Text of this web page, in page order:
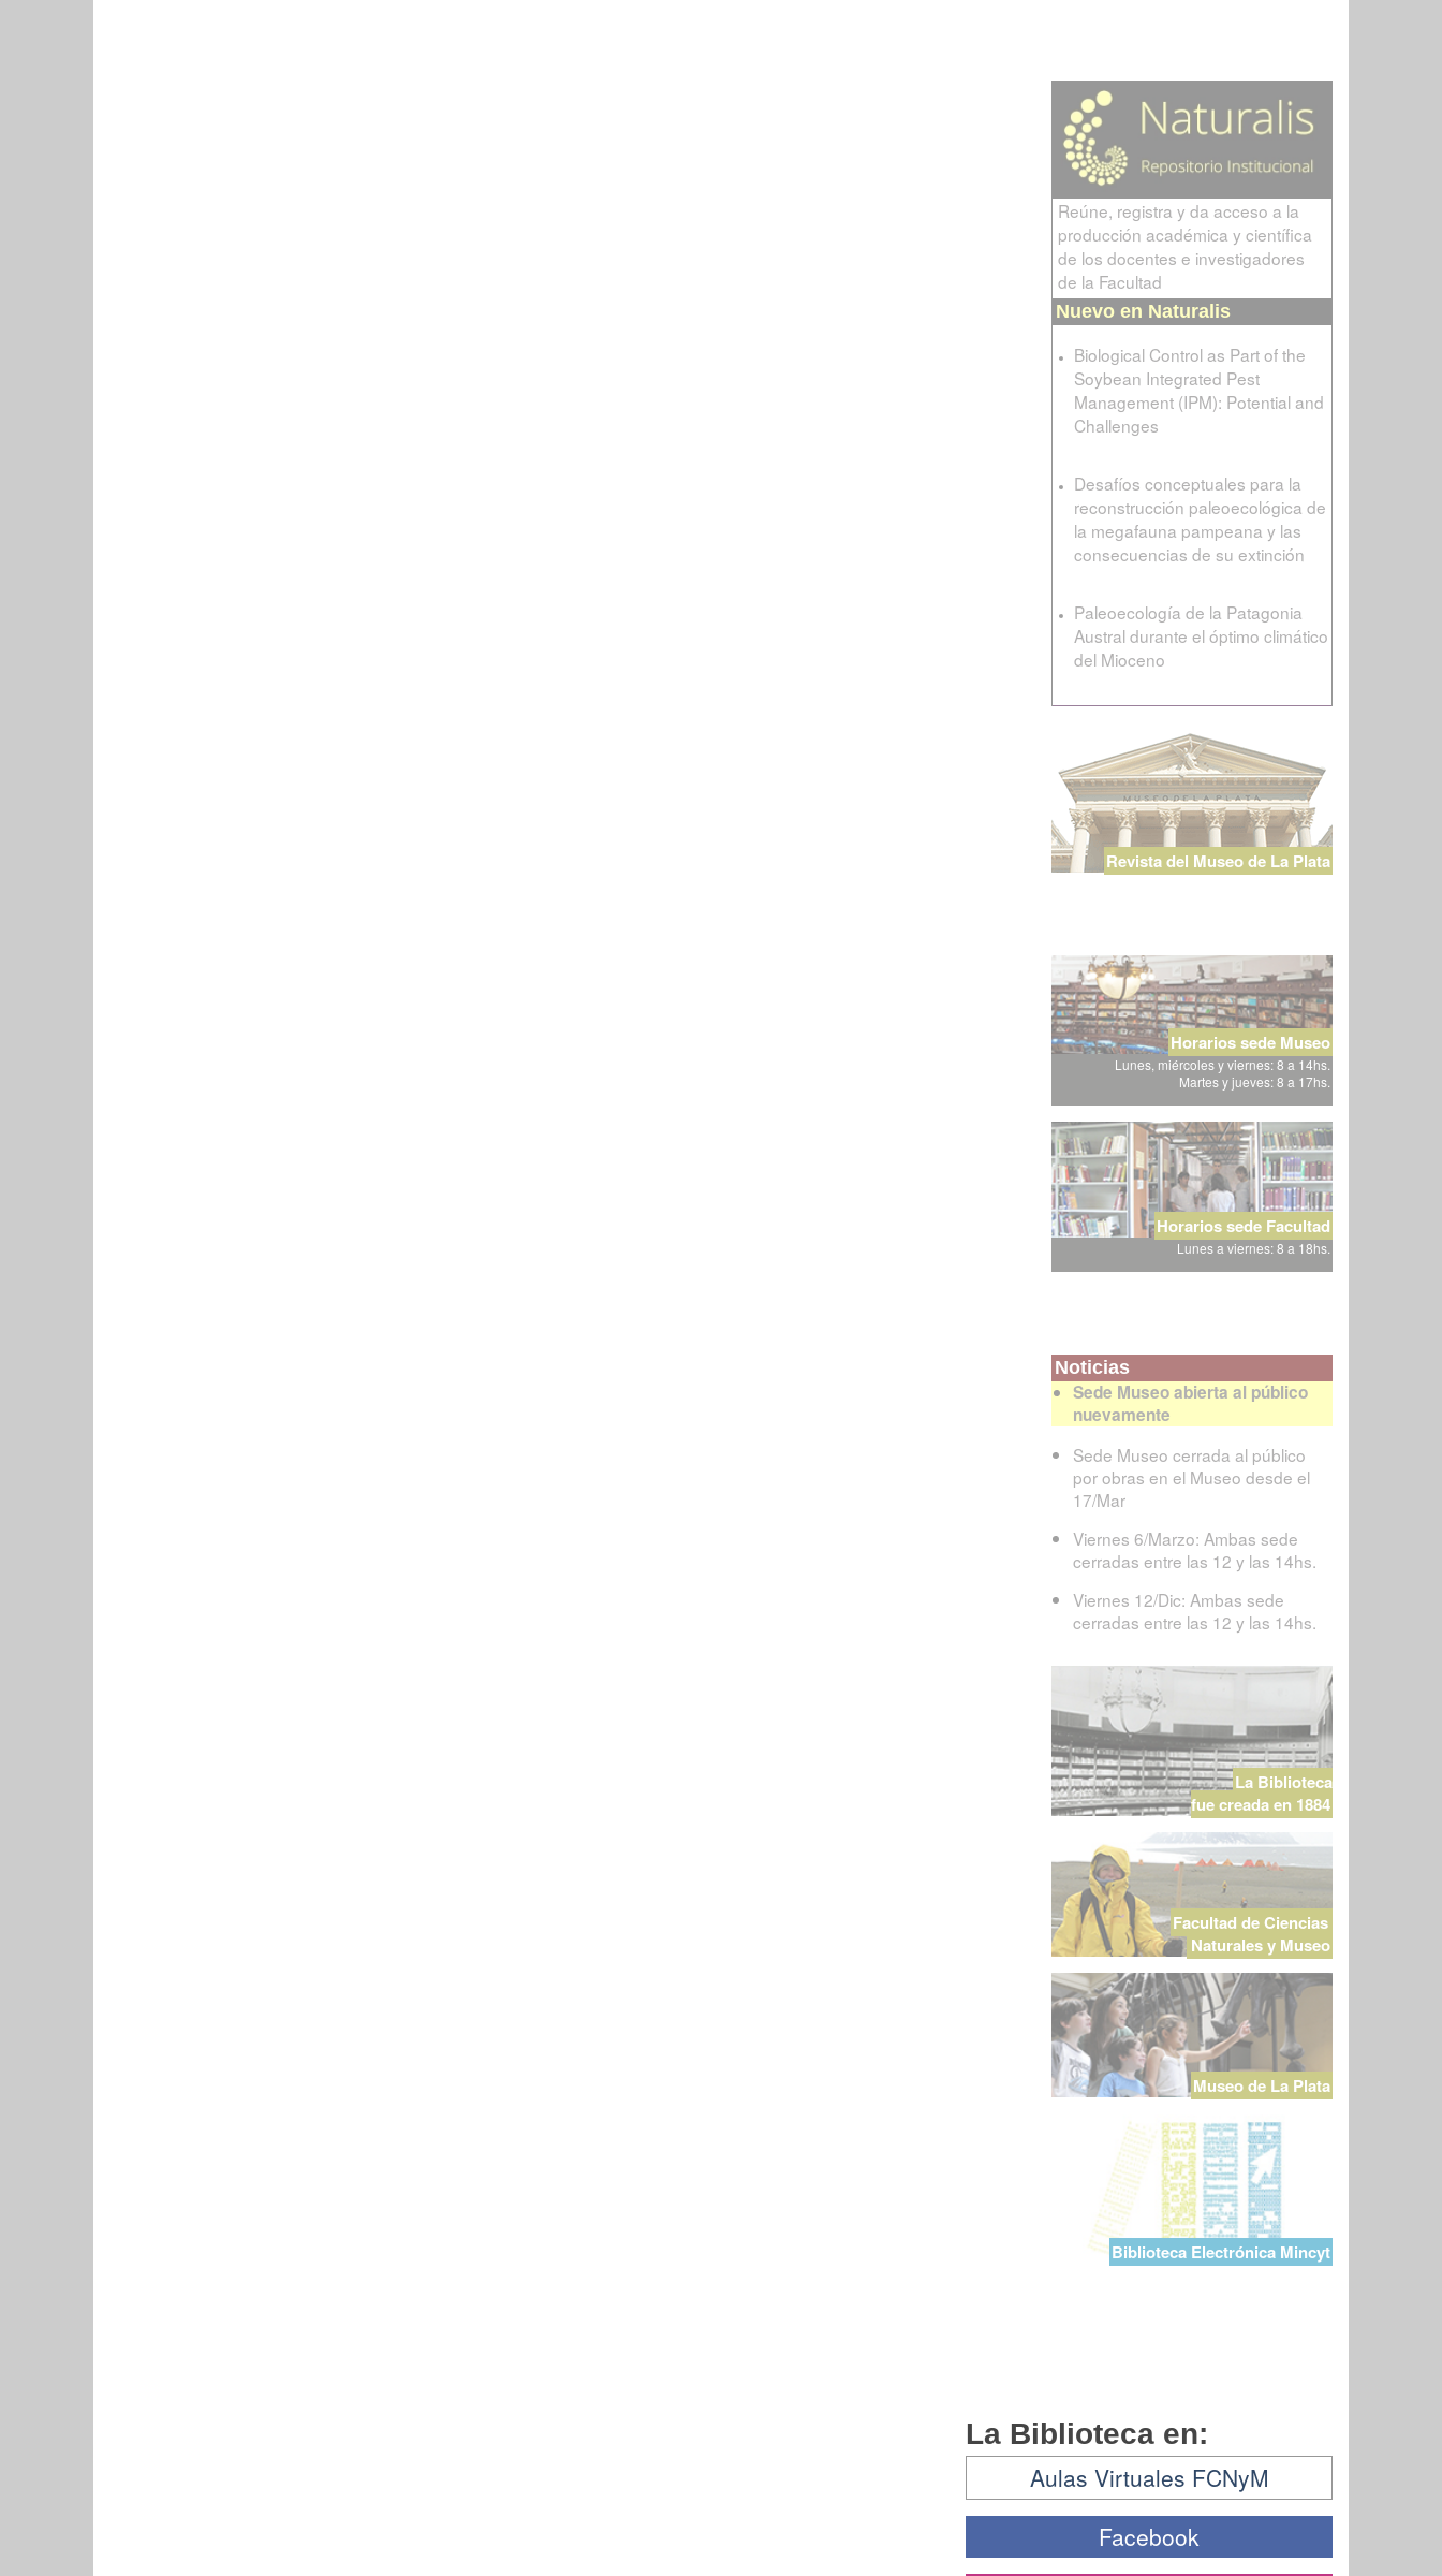
Reúne, registra y da acceso a la
producción académica y científica
de los docentes e investigadores
de la Facultad
Nuevo en Naturalis
Biological Control as Part of the
Soybean Integrated Pest
Management (IPM): Potential and
Challenges
Desafíos conceptuales para la
reconstrucción paleoecológica de
la megafauna pampeana y las
consecuencias de su extinción
Paleoecología de la Patagonia
Austral durante el óptimo climático
del Mioceno
Revista del Museo de La Plata
Horarios sede Museo
Lunes, miércoles y viernes: 8 a 14hs.
Martes y jueves: 8 a 17hs.
Horarios sede Facultad
Lunes a viernes: 8 a 18hs.
Noticias
Sede Museo abierta al público
nuevamente
Sede Museo cerrada al público
por obras en el Museo desde el
17/Mar
Viernes 6/Marzo: Ambas sede
cerradas entre las 12 y las 14hs.
Viernes 12/Dic: Ambas sede
cerradas entre las 12 y las 14hs.
La Biblioteca
fue creada en 1884
Facultad de Ciencias
Naturales y Museo
Museo de La Plata
Biblioteca Electrónica Mincyt
La Biblioteca en:
Aulas Virtuales FCNyM
Facebook